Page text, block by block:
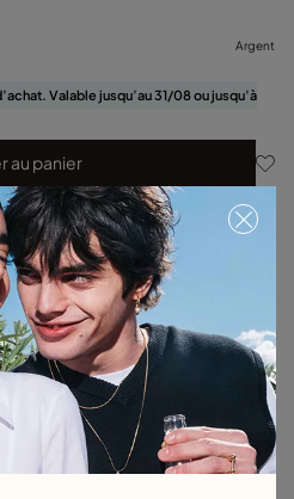
Argent
Valable jusqu’au 31/08 ou jusqu’à
au panier
Boucles d´oreilles
Boucles d'oreilles en or